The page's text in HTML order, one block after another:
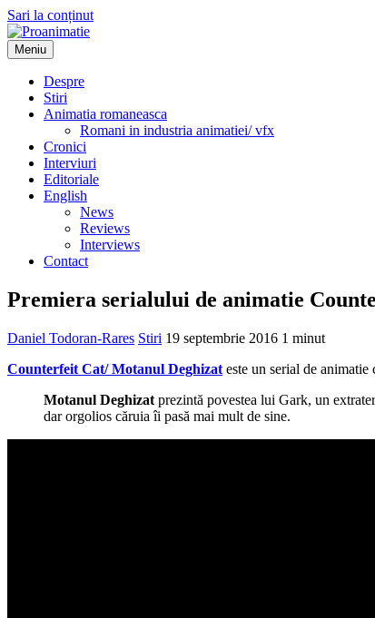
Sari la conținut
Proanimatie
Stiri despre filme de animatie
Meniu
Despre
Stiri
Animatia romaneasca
Romani in industria animatiei/ vfx
Cronici
Interviuri
Editoriale
English
News
Reviews
Interviews
Contact
Premiera serialului de animatie
Daniel Todoran-Rares Stiri 19 septembrie 2016 1 minut
Counterfeit Cat/ Motanul Deghizat este un serial de
Motanul Deghizat prezintă povestea lui Gark, un
dar orgolios căruia îi pasă mai mult de sine.